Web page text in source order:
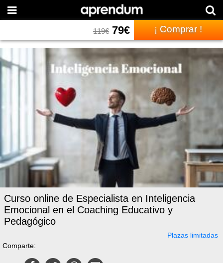
119€79€ ¡ Comprar !
Curso online de Especialista en Inteligencia
Emocional en el Coaching Educativo y
Pedagógico
Plazas limitadas
Comparte: